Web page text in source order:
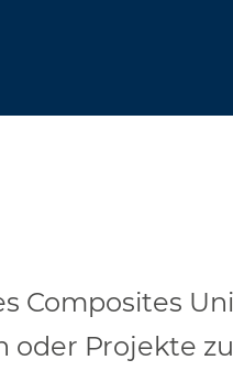
Composites
Projekte